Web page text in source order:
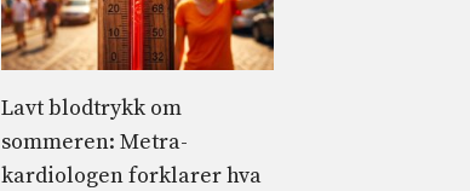
Lavt blodtrykk om
sommeren: Metra-
kardiologen forklarer hva